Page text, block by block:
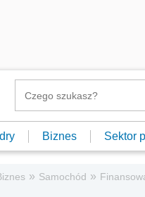
Biznes Sektor
» Samochód »